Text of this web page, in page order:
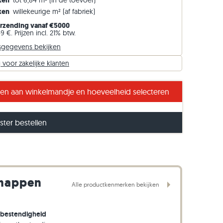
Gneis opsluitbanden
Basalt opsluitbanden
willekeurige m² (af fabriek)
vanaf €5000
€. Prijzen incl. 21% btw.
bekijken
voor zakelijke klanten
aan winkelmandje en hoeveelheid selecteren
bestellen
Alle productkenmerken bekijken